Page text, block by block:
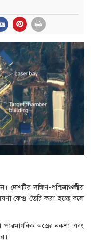
দেশটির দক্ষিণ-পশ্চিমাঞ্চলীয়
কেন্দ্র তৈরি করা হচ্ছে বলে
অস্ত্রের নকশা এবং